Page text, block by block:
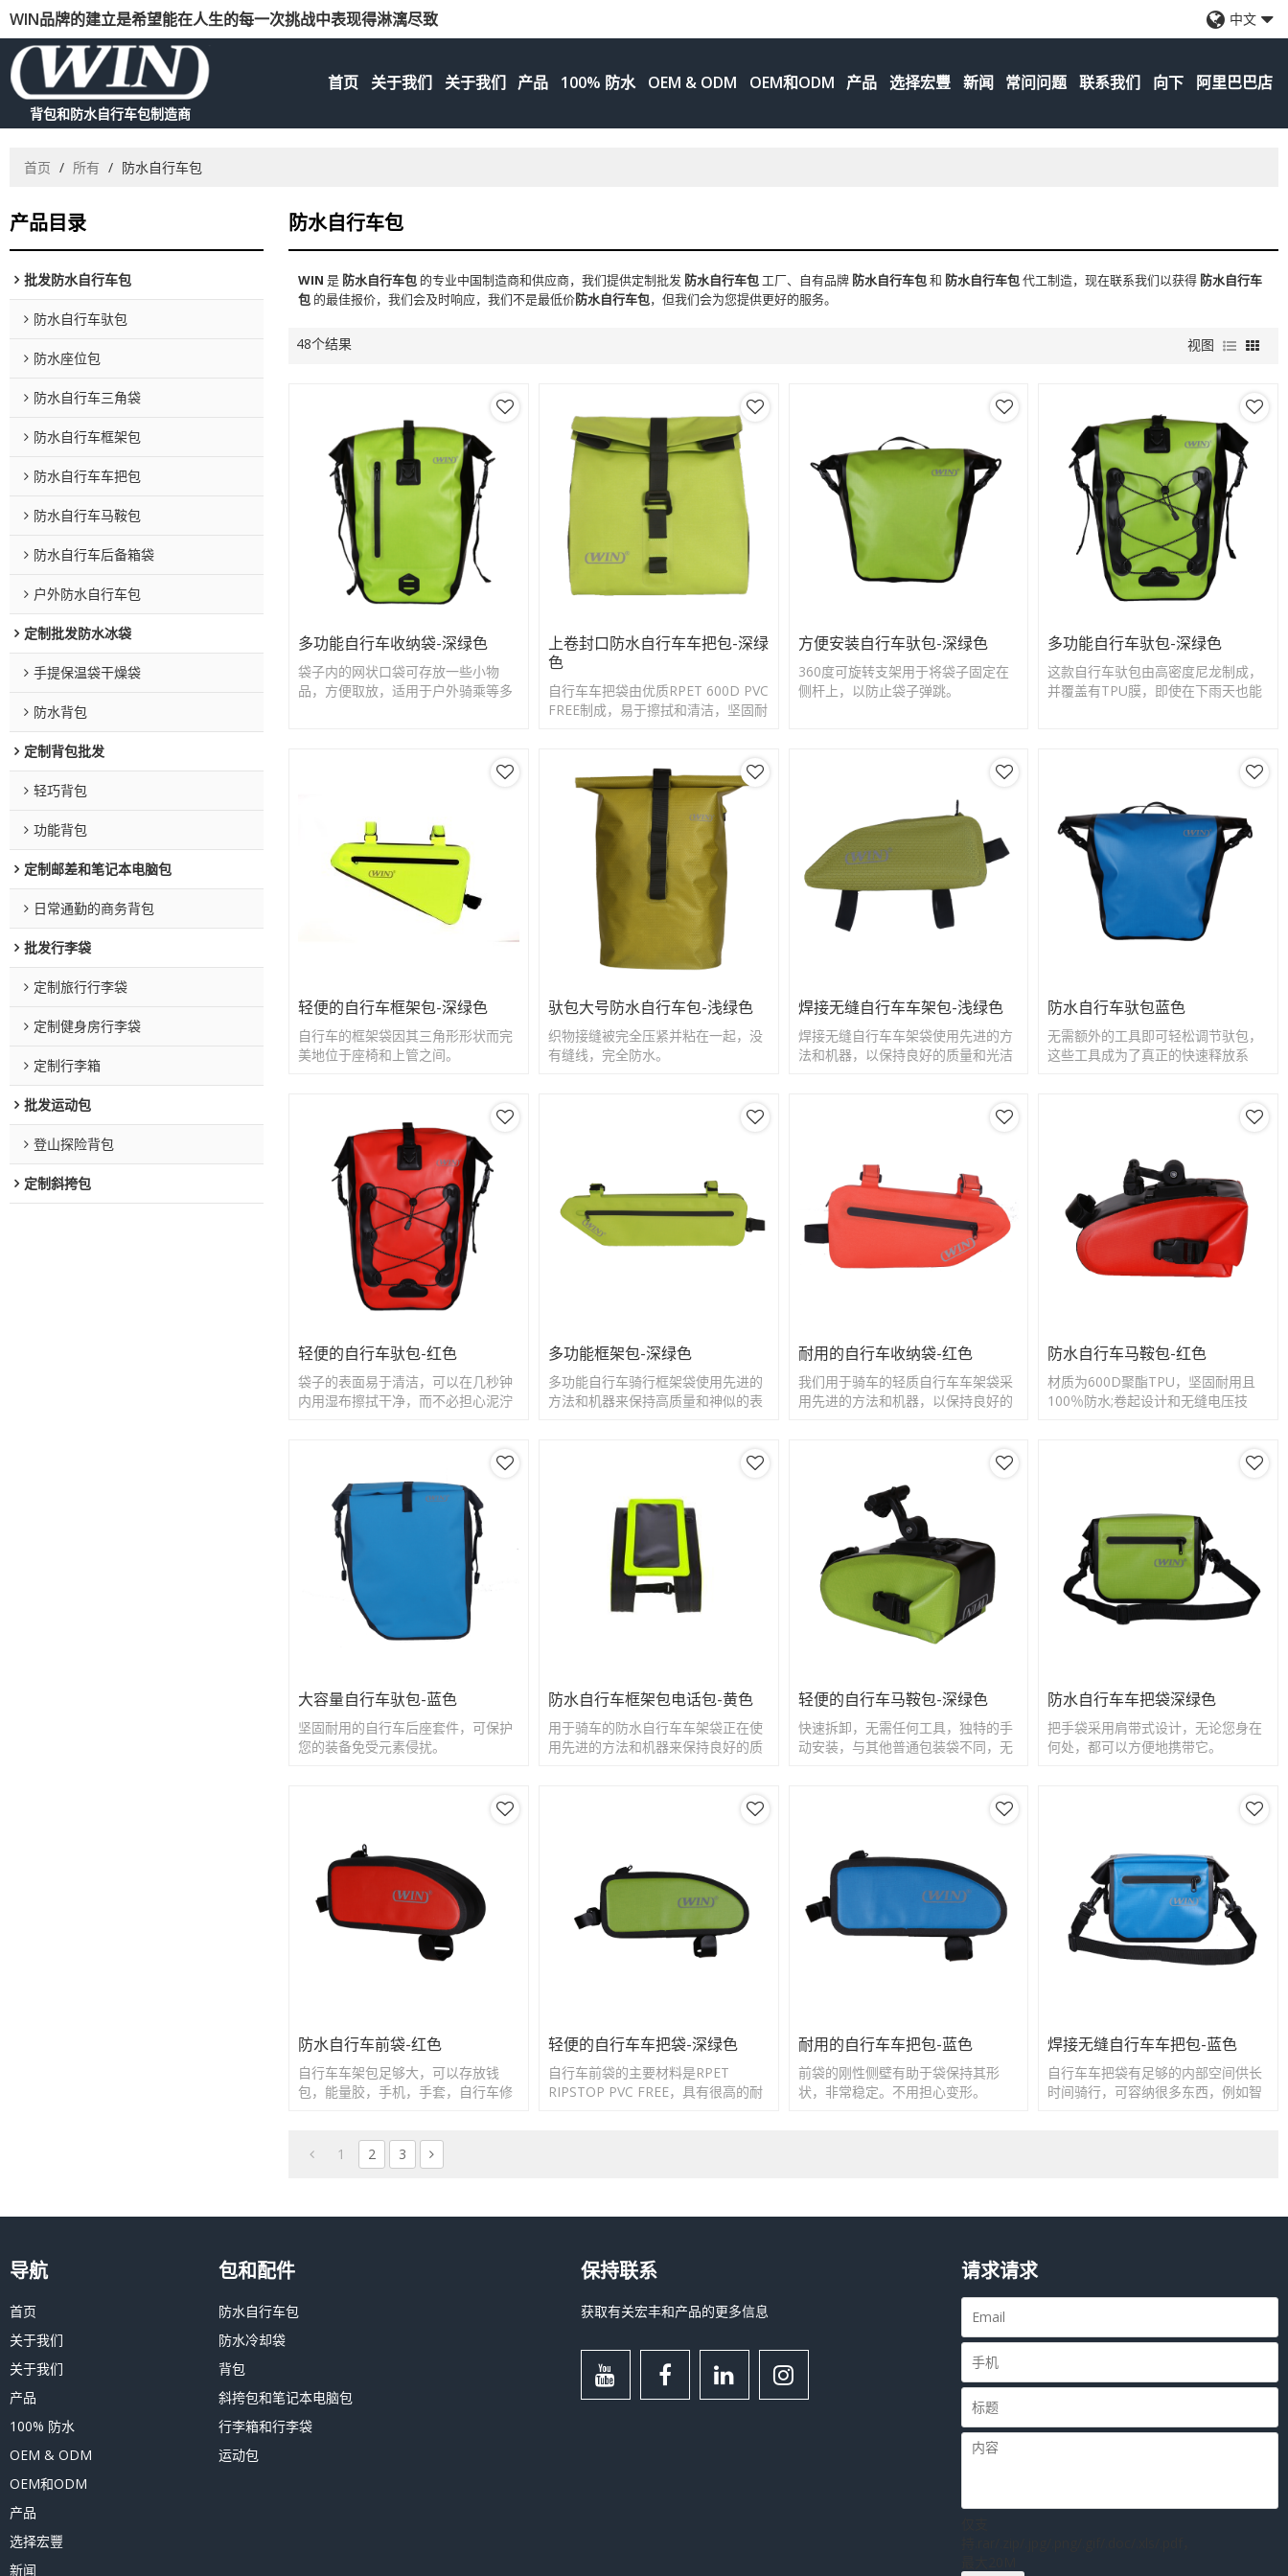
WIN品牌的建立是希望能在人生的每一次挑战中表现得淋漓尽致 中文
背包和防水自行车包制造商
首页 关于我们 关于我们 产品 100% 防水 OEM & ODM OEM和ODM 产品 选择宏豐 新闻 常问问题 联系我们 向下 阿里巴巴店
首页 / 所有 / 防水自行车包
产品目录
批发防水自行车包
防水自行车驮包
防水座位包
防水自行车三角袋
防水自行车框架包
防水自行车车把包
防水自行车马鞍包
防水自行车后备箱袋
户外防水自行车包
定制批发防水冰袋
手提保温袋干燥袋
防水背包
定制背包批发
轻巧背包
功能背包
定制邮差和笔记本电脑包
日常通勤的商务背包
批发行李袋
定制旅行行李袋
定制健身房行李袋
定制行李箱
批发运动包
登山探险背包
定制斜挎包
防水自行车包
WIN 是 防水自行车包 的专业中国制造商和供应商，我们提供定制批发 防水自行车包 工厂、自有品牌 防水自行车包和 防水自行车包代工制造，现在联系我们以获得 防水自行车
包 的最佳报价，我们会及时响应，我们不是最低价防水自行车包，但我们会为您提供更好的服务。
48个结果 视图
多功能自行车收纳袋-深绿色
袋子内的网状口袋可存放一些小物
品，方便取放，适用于户外骑乘等多
上卷封口防水自行车车把包-深绿
色
自行车车把袋由优质RPET 600D PVC
FREE制成，易于擦拭和清洁，坚固耐
方便安装自行车驮包-深绿色
360度可旋转支架用于将袋子固定在
侧杆上，以防止袋子弹跳。
多功能自行车驮包-深绿色
这款自行车驮包由高密度尼龙制成，
并覆盖有TPU膜，即使在下雨天也能
轻便的自行车框架包-深绿色
自行车的框架袋因其三角形形状而完
美地位于座椅和上管之间。
驮包大号防水自行车包-浅绿色
织物接缝被完全压紧并粘在一起，没
有缝线，完全防水。
焊接无缝自行车车架包-浅绿色
焊接无缝自行车车架袋使用先进的方
法和机器，以保持良好的质量和光洁
防水自行车驮包蓝色
无需额外的工具即可轻松调节驮包，
这些工具成为了真正的快速释放系
轻便的自行车驮包-红色
袋子的表面易于清洁，可以在几秒钟
内用湿布擦拭干净，而不必担心泥泞
多功能框架包-深绿色
多功能自行车骑行框架袋使用先进的
方法和机器来保持高质量和神似的表
耐用的自行车收纳袋-红色
我们用于骑车的轻质自行车车架袋采
用先进的方法和机器，以保持良好的
防水自行车马鞍包-红色
材质为600D聚酯TPU，坚固耐用且
100％防水;卷起设计和无缝电压技
大容量自行车驮包-蓝色
坚固耐用的自行车后座套件，可保护
您的装备免受元素侵扰。
防水自行车框架包电话包-黄色
用于骑车的防水自行车车架袋正在使
用先进的方法和机器来保持良好的质
轻便的自行车马鞍包-深绿色
快速拆卸，无需任何工具，独特的手
动安装，与其他普通包装袋不同，无
防水自行车车把袋深绿色
把手袋采用肩带式设计，无论您身在
何处，都可以方便地携带它。
防水自行车前袋-红色
自行车车架包足够大，可以存放钱
包，能量胶，手机，手套，自行车修
轻便的自行车车把袋-深绿色
自行车前袋的主要材料是RPET
RIPSTOP PVC FREE，具有很高的耐
耐用的自行车车把包-蓝色
前袋的刚性侧壁有助于袋保持其形
状，非常稳定。不用担心变形。
焊接无缝自行车车把包-蓝色
自行车车把袋有足够的内部空间供长
时间骑行，可容纳很多东西，例如智
1 2 3
导航
首页
关于我们
关于我们
产品
100% 防水
OEM & ODM
OEM和ODM
产品
选择宏豐
新闻
包和配件
防水自行车包
防水冷却袋
背包
斜挎包和笔记本电脑包
行李箱和行李袋
运动包
保持联系
获取有关宏丰和产品的更多信息
请求请求